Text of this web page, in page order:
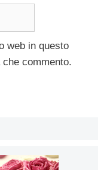
web in questo
commento.